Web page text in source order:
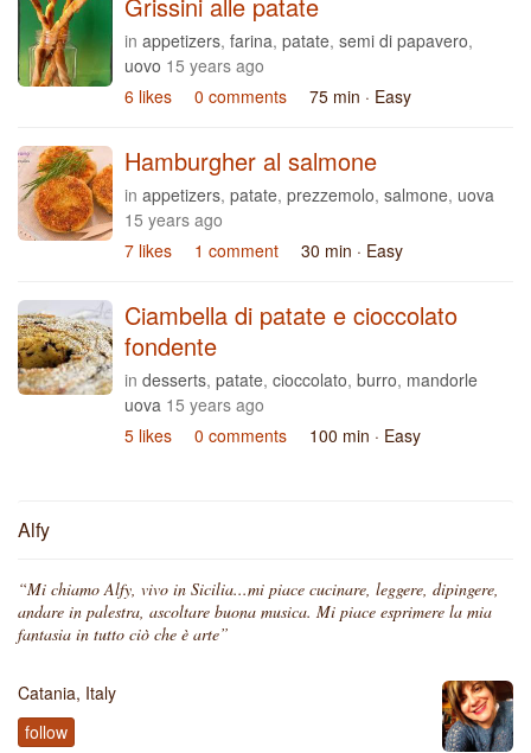
in appetizers, farina, patate, semi di papavero,
uovo 15 years ago
6 likes
0 comments 75 min · Easy
Hamburgher al salmone
in appetizers, patate, prezzemolo, salmone, uova
15 years ago
7 likes
1 comment 30 min · Easy
Ciambella di patate e cioccolato
fondente
in desserts, patate, cioccolato, burro, mandorle
uova 15 years ago
5 likes
0 comments 100 min · Easy
Alfy
“Mi chiamo Alfy, vivo in Sicilia...mi piace cucinare, leggere, dipingere,
andare in palestra, ascoltare buona musica. Mi piace esprimere la mia
fantasia in tutto ciò che è arte”
Catania, Italy
follow